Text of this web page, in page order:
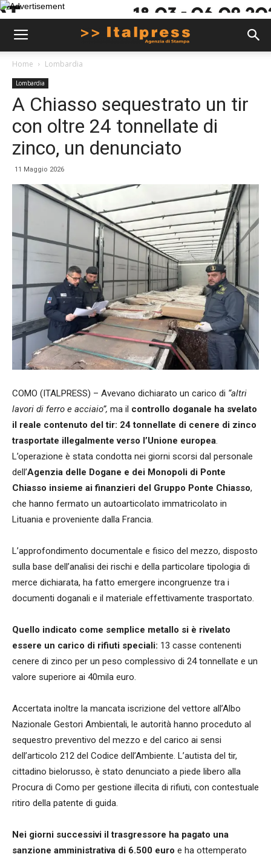
Home Lombardia
Lombardia
A Chiasso sequestrato un tir
con oltre 24 tonnellate di
zinco, un denunciato
11 Maggio 2026
COMO (ITALPRESS) – Avevano dichiarato un carico di “altri
lavori di ferro e acciaio”, ma il controllo doganale ha svelato
il reale contenuto del tir: 24 tonnellate di cenere di zinco
trasportate illegalmente verso l’Unione europea.
L’operazione è stata condotta nei giorni scorsi dal personale
dell’Agenzia delle Dogane e dei Monopoli di Ponte
Chiasso insieme ai finanzieri del Gruppo Ponte Chiasso,
che hanno fermato un autoarticolato immatricolato in
Lituania e proveniente dalla Francia.
L’approfondimento documentale e fisico del mezzo, disposto
sulla base dell’analisi dei rischi e della particolare tipologia di
merce dichiarata, ha fatto emergere incongruenze tra i
documenti doganali e il materiale effettivamente trasportato.
Quello indicato come semplice metallo si è rivelato
essere un carico di rifiuti speciali: 13 casse contenenti
cenere di zinco per un peso complessivo di 24 tonnellate e un
valore superiore ai 40mila euro.
Accertata inoltre la mancata iscrizione del vettore all’Albo
Nazionale Gestori Ambientali, le autorità hanno proceduto al
sequestro preventivo del mezzo e del carico ai sensi
dell’articolo 212 del Codice dell’Ambiente. L’autista del tir,
cittadino bielorusso, è stato denunciato a piede libero alla
Procura di Como per gestione illecita di rifiuti, con contestuale
ritiro della patente di guida.
Nei giorni successivi il trasgressore ha pagato una
sanzione amministrativa di 6.500 euro e ha ottemperato